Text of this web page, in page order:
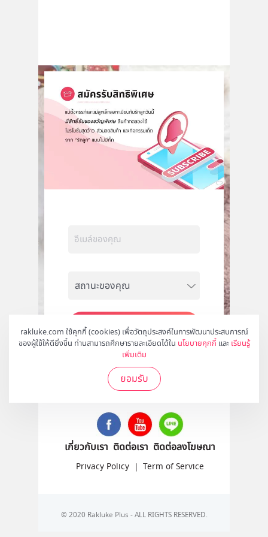
rakluke.com ใช้คุกกี้ (cookies) เพื่อวัตถุประสงค์ในการพัฒนาประสบการณ์
ของผู้ใช้ให้ดียิ่งขึ้น ท่านสามารถศึกษารายละเอียดได้ใน นโยบายคุกกี้ และ เรียนรู้
เพิ่มเติม
ยอมรับ
สมัคร
ติดตามเราได้ที่
เกี่ยวกับเรา ติดต่อเรา ติดต่อลงโฆษณา
Privacy Policy | Term of Service
© 2020 Rakluke Plus - ALL RIGHTS RESERVED.